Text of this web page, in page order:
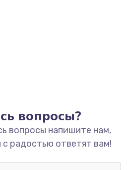
(micro-usb) телефона
377 руб.
Заказать
вопросы?
вопросы напишите нам,
радостью ответят вам!